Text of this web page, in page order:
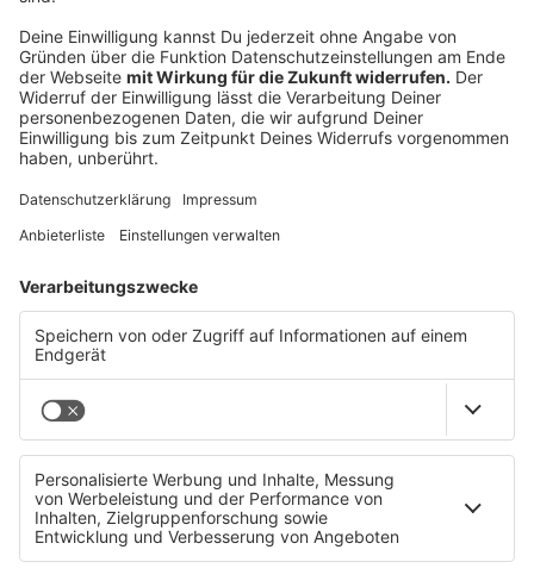
was am Anfang passiert. Ja, also ähm die ersten
zehn, nach zehn ist eigentlich schon sehr viel. Die
ersten acht Sekunden sind eigentlich am
wichtigsten. Da sollten die Leute wirklich gleich äh
mit der Marke, mit dem mit dem Benefits, um was
es da geht, äh konfrontiert bleiben, dass da
irgendwas hängen bleibt,
je mehr und je länger sich das die Leute das Video
dann natürlich anschauen umso besser.
[22:46] Also wenn’s jetzt so kurze Animationen sind
äh mit Text und da wird irgendwas eingeblendet, da
mache ich gern auch nochmal äh
zehn, fünfzehn Sekunden, weil dann kann ich’s auch
äh bei den Instagram-Stories kriege ich’s dann
auch noch unter. Aber wenn’s wirklich ein Video, ein
Videoformat ist, dann würde ich schon sagen, eine
Minute.
Gut, dass der Content gehört natürlich dann